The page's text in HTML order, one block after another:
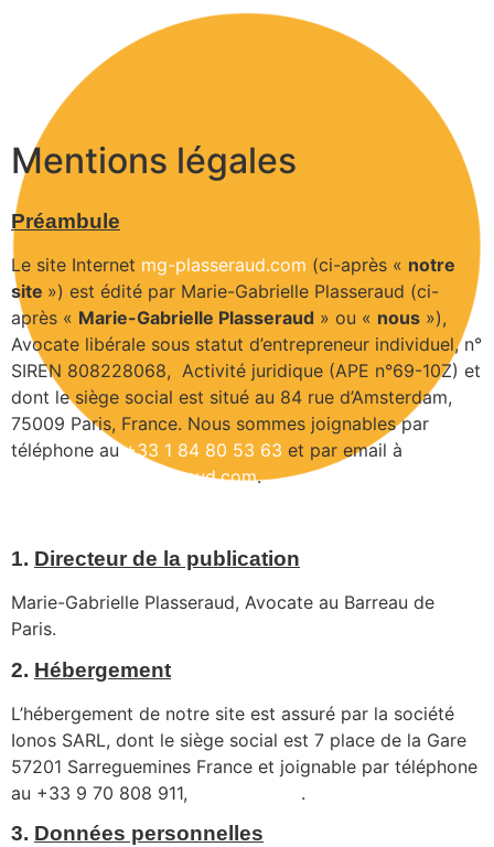
Mentions légales
Préambule
Le site Internet mg-plasseraud.com (ci-après « notre
site ») est édité par Marie-Gabrielle Plasseraud (ci-
après « Marie-Gabrielle Plasseraud » ou « nous »),
Avocate libérale sous statut d’entrepreneur individuel, n°
SIREN 808228068, Activité juridique (APE n°69-10Z) et
dont le siège social est situé au 84 rue d’Amsterdam,
75009 Paris, France. Nous sommes joignables par
téléphone au+33 1 84 80 53 63 et par email à
contact@mg-plasseraud.com.
1. Directeur de la publication
Marie-Gabrielle Plasseraud, Avocate au Barreau de
Paris.
2. Hébergement
L’hébergement de notre site est assuré par la société
Ionos SARL, dont le siège social est 7 place de la Gare
57201 Sarreguemines France et joignable par téléphone
au +33 9 70 808 911,
.
3. Données personnelles